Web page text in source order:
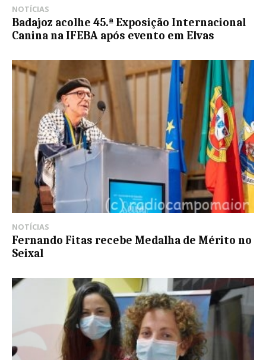
NOTÍCIAS
Badajoz acolhe 45.ª Exposição Internacional
Canina na IFEBA após evento em Elvas
NOTÍCIAS
Fernando Fitas recebe Medalha de Mérito no
Seixal